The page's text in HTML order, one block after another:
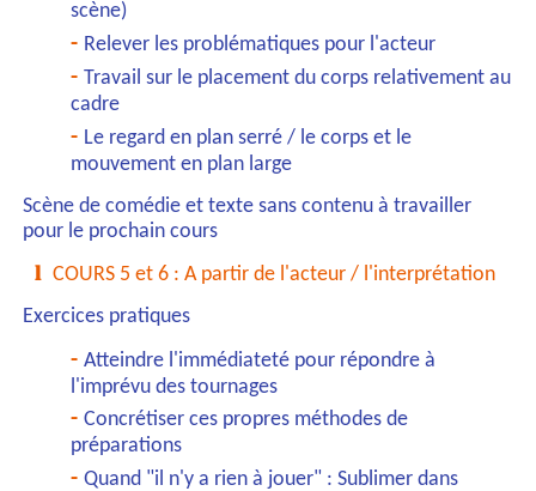
scène)
Relever les problématiques pour l'acteur
Travail sur le placement du corps relativement au
cadre
Le regard en plan serré / le corps et le
mouvement en plan large
Scène de comédie et texte sans contenu à travailler
pour le prochain cours
COURS 5 et 6 : A partir de l'acteur / l'interprétation
Exercices pratiques
Atteindre l'immédiateté pour répondre à
l'imprévu des tournages
Concrétiser ces propres méthodes de
préparations
Quand "il n'y a rien à jouer" : Sublimer dans